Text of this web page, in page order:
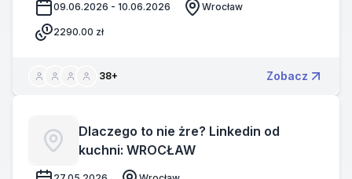
09.06.2026 - 10.06.2026 Wrocław
2290.00 zł
38+ Zobacz
Dlaczego to nie żre? Linkedin od
kuchni: WROCŁAW